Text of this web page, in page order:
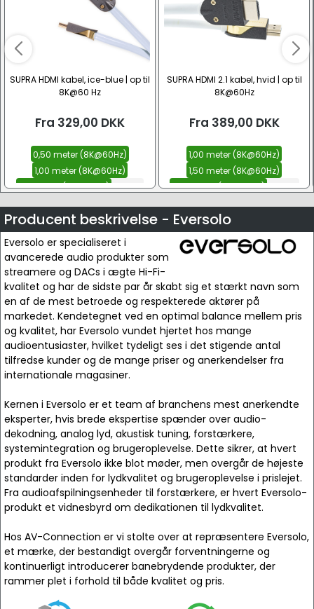
SUPRA HDMI kabel, ice-blue | op til
8K@60 Hz
Fra 329,00 DKK
0,50 meter (8K@60Hz)
1,00 meter (8K@60Hz)
1,50 meter (8K@60Hz) Se alle
SUPRA HDMI 2.1 kabel, hvid | op til
8K@60Hz
Fra 389,00 DKK
1,00 meter (8K@60Hz)
1,50 meter (8K@60Hz)
2,00 meter (8K@60Hz) Se alle
Producent beskrivelse - Eversolo
Eversolo er specialiseret i
avancerede audio produkter som
streamere og DACs i ægte Hi-Fi-
kvalitet og har de sidste par år skabt sig et stærkt navn som
en af de mest betroede og respekterede aktører på
markedet. Kendetegnet ved en optimal balance mellem pris
og kvalitet, har Eversolo vundet hjertet hos mange
audioentusiaster, hvilket tydeligt ses i det stigende antal
tilfredse kunder og de mange priser og anerkendelser fra
internationale magasiner.
Kernen i Eversolo er et team af branchens mest anerkendte
eksperter, hvis brede ekspertise spænder over audio-
dekodning, analog lyd, akustisk tuning, forstærkere,
systemintegration og brugeroplevelse. Dette sikrer, at hvert
produkt fra Eversolo ikke blot møder, men overgår de højeste
standarder inden for lydkvalitet og brugeroplevelse i prislejet.
Fra audioafspilningsenheder til forstærkere, er hvert Eversolo-
produkt et vidnesbyrd om dedikationen til lydkvalitet.
Hos AV-Connection er vi stolte over at repræsentere Eversolo,
et mærke, der bestandigt overgår forventningerne og
kontinuerligt introducerer banebrydende produkter, der
rammer plet i forhold til både kvalitet og pris.